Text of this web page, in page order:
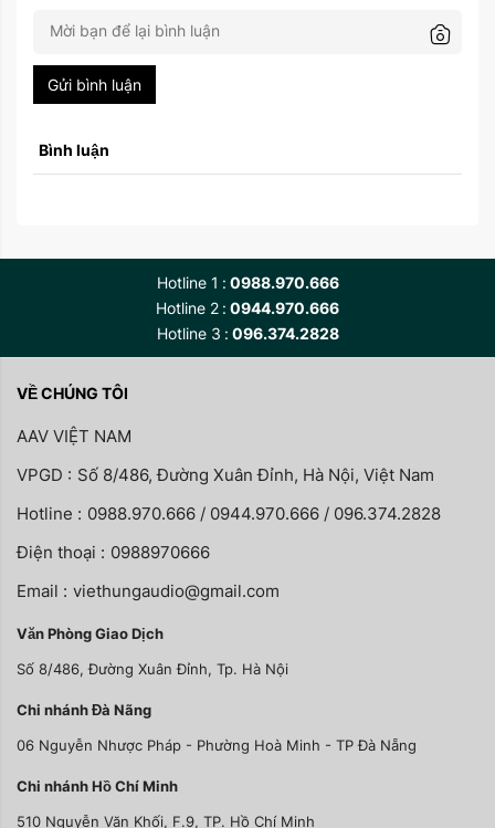
Gửi bình luận
Bình luận
Hotline 1
0988.970.666
Hotline 2 0944.970.666
Hotline 3
096.374.2828
VỀ CHÚNG TÔI
AAV VIỆT NAM
VPGD : Số 8/486, Đường Xuân Đỉnh, Hà Nội, Việt Nam
Hotline : 0988.970.666 / 0944.970.666 / 096.374.2828
Điện thoại : 0988970666
Email : viethungaudio@gmail.com
Văn Phòng Giao Dịch
Số 8/486, Đường Xuân Đỉnh, Tp. Hà Nội
Chi nhánh Đà Nãng
06 Nguyễn Nhược Pháp - Phường Hoà Minh - TP Đà Nẵng
Chi nhánh Hồ Chí Minh
510 Nguyễn Văn Khối, F.9, TP. Hồ Chí Minh